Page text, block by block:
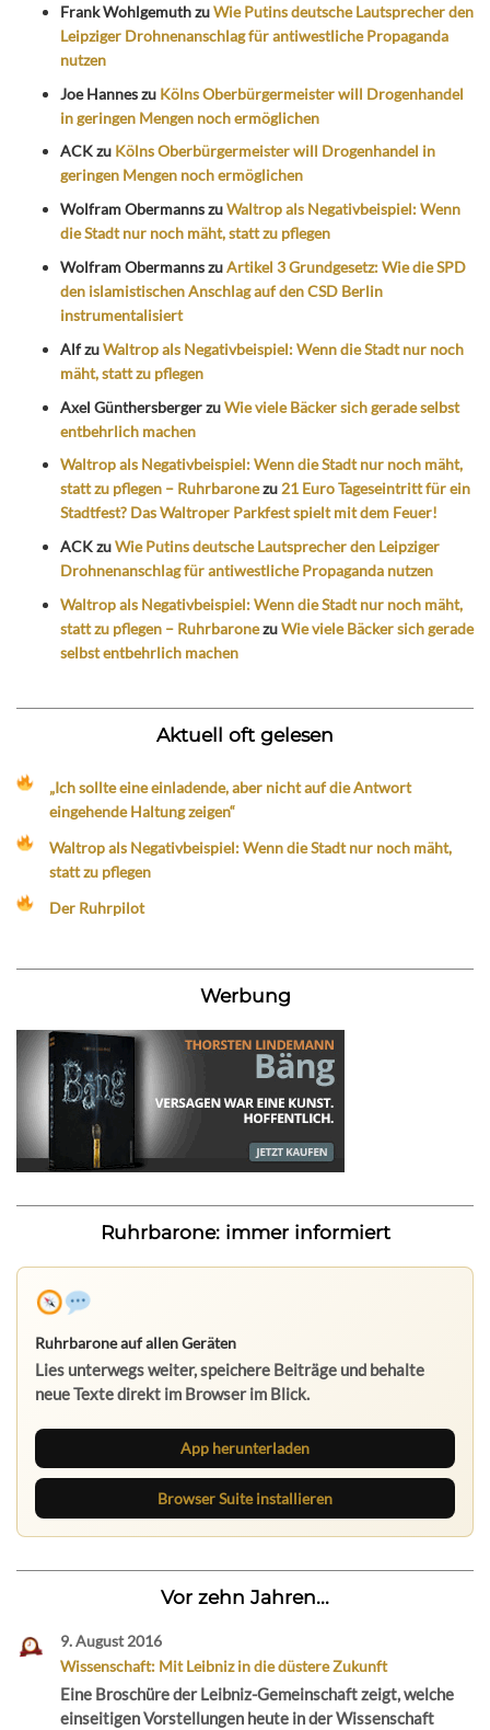
Frank WohlgemuthzuWie Putins deutsche Lautsprecher den
Leipziger Drohnenanschlag für antiwestliche Propaganda
nutzen
Joe Hanneszu Kölns Oberbürgermeister will Drogenhandel
in geringen Mengen noch ermöglichen
ACKzu Kölns Oberbürgermeister will Drogenhandel in
geringen Mengen noch ermöglichen
Wolfram ObermannszuWaltrop als Negativbeispiel: Wenn
die Stadt nur noch mäht, statt zu pflegen
Wolfram ObermannszuArtikel 3 Grundgesetz: Wie die SPD
den islamistischen Anschlag auf den CSD Berlin
instrumentalisiert
AlfzuWaltrop als Negativbeispiel: Wenn die Stadt nur noch
mäht, statt zu pflegen
Axel GünthersbergerzuWie viele Bäcker sich gerade selbst
entbehrlich machen
Waltrop als Negativbeispiel: Wenn die Stadt nur noch mäht,
statt zu pflegen – Ruhrbaronezu 21 Euro Tageseintritt für ein
Stadtfest? Das Waltroper Parkfest spielt mit dem Feuer!
ACKzuWie Putins deutsche Lautsprecher den Leipziger
Drohnenanschlag für antiwestliche Propaganda nutzen
Waltrop als Negativbeispiel: Wenn die Stadt nur noch mäht,
statt zu pflegen – RuhrbaronezuWie viele Bäcker sich gerade
selbst entbehrlich machen
Aktuell oft gelesen
„Ich sollte eine einladende, aber nicht auf die Antwort
eingehende Haltung zeigen“
Waltrop als Negativbeispiel: Wenn die Stadt nur noch mäht,
statt zu pflegen
Der Ruhrpilot
Werbung
Ruhrbarone: immer informiert
Ruhrbarone auf allen Geräten
Lies unterwegs weiter, speichere Beiträge und behalte
neue Texte direkt im Browser im Blick.
App herunterladen
Browser Suite installieren
Vor zehn Jahren...
9. August 2016
Wissenschaft: Mit Leibniz in die düstere Zukunft
Eine Broschüre der Leibniz-Gemeinschaft zeigt, welche
einseitigen Vorstellungen heute in der Wissenschaft